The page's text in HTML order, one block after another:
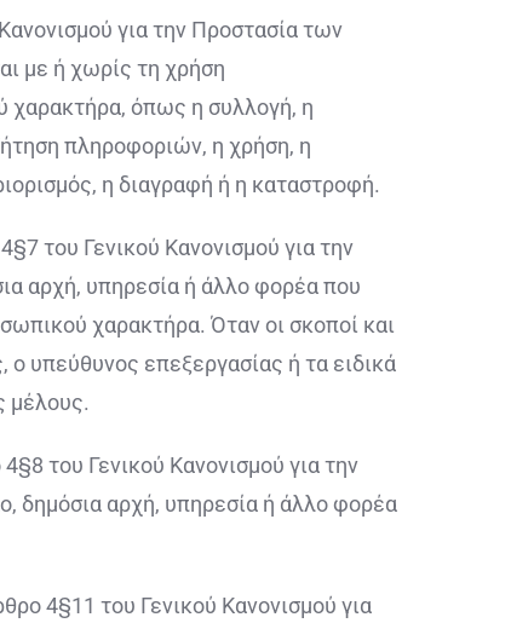
για την Προστασία των
με ή χωρίς τη χρήση
χαρακτήρα, όπως η συλλογή, η
πληροφοριών, η χρήση, η
η διαγραφή ή η καταστροφή.
του Γενικού Κανονισμού για την
αρχή, υπηρεσία ή άλλο φορέα που
χαρακτήρα. Όταν οι σκοποί και
υπεύθυνος επεξεργασίας ή τα ειδικά
μέλους.
του Γενικού Κανονισμού για την
δημόσια αρχή, υπηρεσία ή άλλο φορέα
4§11 του Γενικού Κανονισμού για